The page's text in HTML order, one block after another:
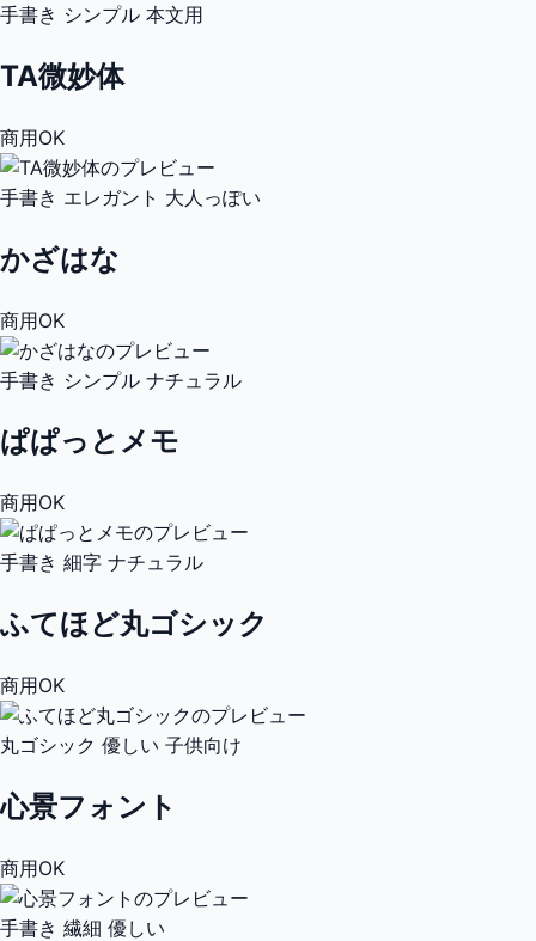
手書き シンプル 本文用
TA微妙体
商用OK
手書き エレガント 大人っぽい
かざはな
商用OK
手書き シンプル ナチュラル
ぱぱっとメモ
商用OK
手書き 細字 ナチュラル
ふてほど丸ゴシック
商用OK
丸ゴシック 優しい 子供向け
心景フォント
商用OK
手書き 繊細 優しい